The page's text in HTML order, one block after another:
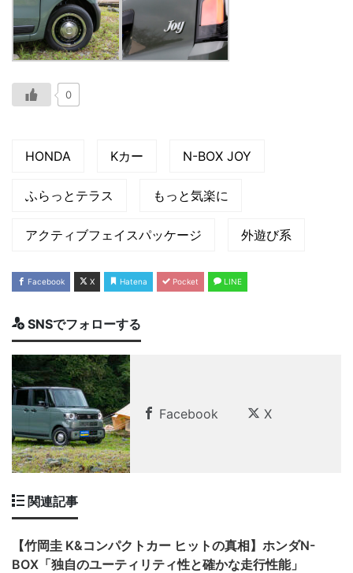
0
HONDA Kカー N-BOX JOY
ふらっとテラス もっと気楽に
アクティブフェイスパッケージ 外遊び系
Facebook X Hatena Pocket LINE
SNSでフォローする
Facebook X
関連記事
【竹岡圭 K&コンパクトカー ヒットの真相】ホンダN-
BOX「独自のユーティリティ性と確かな走行性能」